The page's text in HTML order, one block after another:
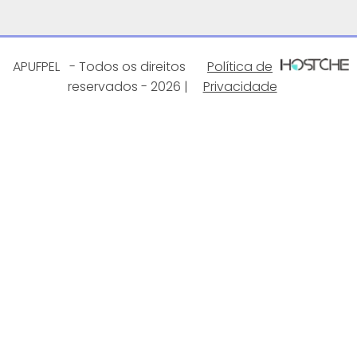
APUFPEL - Todos os direitos
reservados - 2026 |
Política de
Privacidade